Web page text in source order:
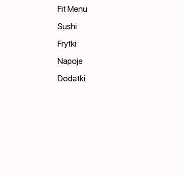
Fit Menu
Sushi
Frytki
Napoje
Dodatki